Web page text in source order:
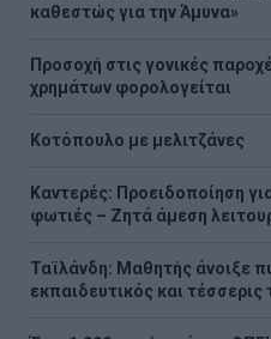
καθεστώς για την Άμυνα»
Προσοχή στις γονικές
χρημάτων φορολογείται
Κοτόπουλο με μελιτζάνες
Καντερές: Προειδοποίηση
φωτιές – Ζητά άμεση
Ταϊλάνδη: Μαθητής άνοιξε
εκπαιδευτικός και τέσσερις